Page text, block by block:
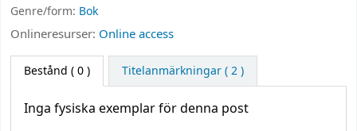
Genre/form: Bok
Onlineresurser: Online access
Bestånd ( 0 ) Titelanmärkningar ( 2 )
Inga fysiska exemplar för denna post